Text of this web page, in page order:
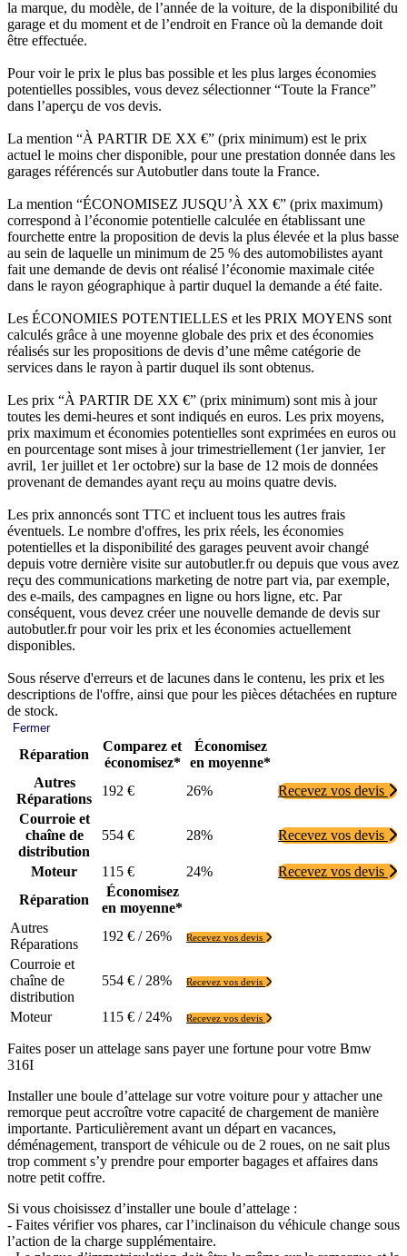
la marque, du modèle, de l’année de la voiture, de la disponibilité du
garage et du moment et de l’endroit en France où la demande doit
être effectuée.
Pour voir le prix le plus bas possible et les plus larges économies
potentielles possibles, vous devez sélectionner “Toute la France”
dans l’aperçu de vos devis.
La mention “À PARTIR DE XX €” (prix minimum) est le prix
actuel le moins cher disponible, pour une prestation donnée dans les
garages référencés sur Autobutler dans toute la France.
La mention “ÉCONOMISEZ JUSQU’À XX €” (prix maximum)
correspond à l’économie potentielle calculée en établissant une
fourchette entre la proposition de devis la plus élevée et la plus basse
au sein de laquelle un minimum de 25 % des automobilistes ayant
fait une demande de devis ont réalisé l’économie maximale citée
dans le rayon géographique à partir duquel la demande a été faite.
Les ÉCONOMIES POTENTIELLES et les PRIX MOYENS sont
calculés grâce à une moyenne globale des prix et des économies
réalisés sur les propositions de devis d’une même catégorie de
services dans le rayon à partir duquel ils sont obtenus.
Les prix “À PARTIR DE XX €” (prix minimum) sont mis à jour
toutes les demi-heures et sont indiqués en euros. Les prix moyens,
prix maximum et économies potentielles sont exprimées en euros ou
en pourcentage sont mises à jour trimestriellement (1er janvier, 1er
avril, 1er juillet et 1er octobre) sur la base de 12 mois de données
provenant de demandes ayant reçu au moins quatre devis.
Les prix annoncés sont TTC et incluent tous les autres frais
éventuels. Le nombre d'offres, les prix réels, les économies
potentielles et la disponibilité des garages peuvent avoir changé
depuis votre dernière visite sur autobutler.fr ou depuis que vous avez
reçu des communications marketing de notre part via, par exemple,
des e-mails, des campagnes en ligne ou hors ligne, etc. Par
conséquent, vous devez créer une nouvelle demande de devis sur
autobutler.fr pour voir les prix et les économies actuellement
disponibles.
Sous réserve d'erreurs et de lacunes dans le contenu, les prix et les
descriptions de l'offre, ainsi que pour les pièces détachées en rupture
de stock.
Fermer
Réparation
Comparez et
économisez*
Économisez
en moyenne*
Autres
Réparations
192 € 26%
Recevez vos devis
Courroie et
chaîne de
distribution
554 € 28% Recevez vos devis
Moteur 115 € 24%
Recevez vos devis
Réparation
Économisez
en moyenne*
Autres
Réparations
192 € / 26% Recevez vos devis
Courroie et
chaîne de
distribution
554 € / 28% Recevez vos devis
Moteur 115 € / 24% Recevez vos devis
Faites poser un attelage sans payer une fortune pour votre Bmw
316I
Installer une boule d’attelage sur votre voiture pour y attacher une
remorque peut accroître votre capacité de chargement de manière
importante. Particulièrement avant un départ en vacances,
déménagement, transport de véhicule ou de 2 roues, on ne sait plus
trop comment s’y prendre pour emporter bagages et affaires dans
notre petit coffre.
Si vous choisissez d’installer une boule d’attelage :
- Faites vérifier vos phares, car l’inclinaison du véhicule change sous
l’action de la charge supplémentaire.